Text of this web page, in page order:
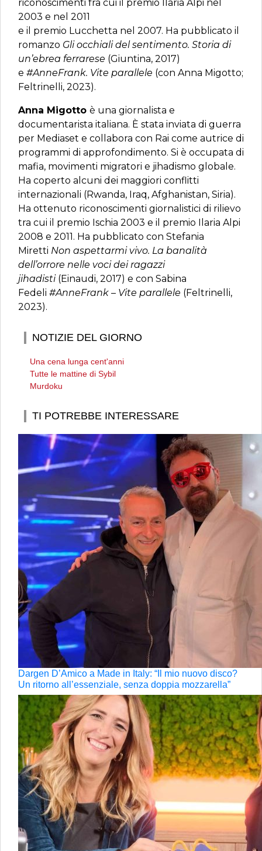
riconoscimenti fra cui il premio Ilaria Alpi nel
2003 e nel 2011
e il premio Lucchetta nel 2007. Ha pubblicato il
romanzo Gli occhiali del sentimento. Storia di
un’ebrea ferrarese (Giuntina, 2017)
e #AnneFrank. Vite parallele (con Anna Migotto;
Feltrinelli, 2023).
Anna Migotto è una giornalista e
documentarista italiana. È stata inviata di guerra
per Mediaset e collabora con Rai come autrice di
programmi di approfondimento. Si è occupata di
mafia, movimenti migratori e jihadismo globale.
Ha coperto alcuni dei maggiori conflitti
internazionali (Rwanda, Iraq, Afghanistan, Siria).
Ha ottenuto riconoscimenti giornalistici di rilievo
tra cui il premio Ischia 2003 e il premio Ilaria Alpi
2008 e 2011. Ha pubblicato con Stefania
Miretti Non aspettarmi vivo. La banalità
dell’orrore nelle voci dei ragazzi
jihadisti(Einaudi, 2017) e con Sabina
Fedeli #AnneFrank – Vite parallele (Feltrinelli,
2023).
NOTIZIE DEL GIORNO
Una cena lunga cent'anni
Tutte le mattine di Sybil
Murdoku
TI POTREBBE INTERESSARE
Dargen D’Amico a Made in Italy: “Il mio nuovo disco?
Un ritorno all’essenziale, senza doppia mozzarella”